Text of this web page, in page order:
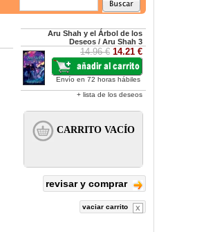
Aru Shah y el Árbol de los
Deseos / Aru Shah 3
14.96 € 14.21 €
Envío en 72 horas hábiles
+ lista de los deseos
revisar y comprar
vaciar carrito